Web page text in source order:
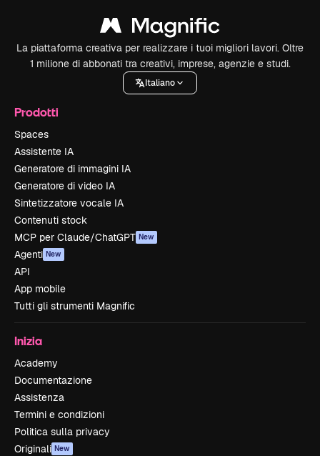
La piattaforma creativa per realizzare i tuoi migliori lavori. Oltre
1 milione di abbonati tra creativi, imprese, agenzie e studi.
Italiano
Prodotti
Spaces
Assistente IA
Generatore di immagini IA
Generatore di video IA
Sintetizzatore vocale IA
Contenuti stock
MCP per Claude/ChatGPT New
Agenti New
API
App mobile
Tutti gli strumenti Magnific
Inizia
Academy
Documentazione
Assistenza
Termini e condizioni
Politica sulla privacy
Originali New